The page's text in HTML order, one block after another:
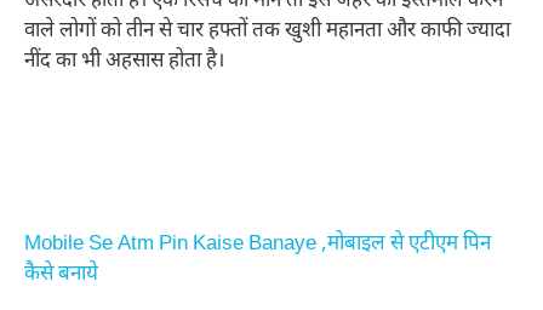
वाले लोगों को तीन से चार हफ्तों तक खुशी महानता और काफी ज्यादा
नींद का भी अहसास होता है।
Mobile Se Atm Pin Kaise Banaye ,मोबाइल से एटीएम पिन
कैसे बनाये